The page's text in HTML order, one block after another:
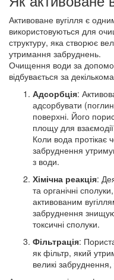
Активоване вугілля є
використовуються для
структуру, яка створює
утримання забруднень.
Очищення води за
відбувається за
Адсорбція:
адсорбувати
поверхні. Його
площу для
Коли вода протікає
забруднення
з води.
Хімічна реакція:
та органічні
активованим
забруднення
токсичні сполуки.
Фільтрація:
як фільтр, який
великі забруднення,